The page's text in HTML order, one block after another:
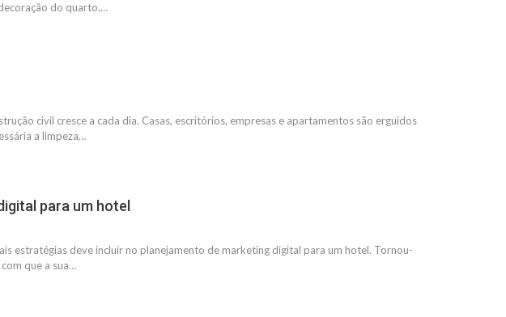
do quarto.…
civil cresce a cada dia. Casas, escritórios, empresas e apartamentos são erguidos
a limpeza…
para um hotel
estratégias deve incluir no planejamento de marketing digital para um hotel. Tornou-
que a sua…